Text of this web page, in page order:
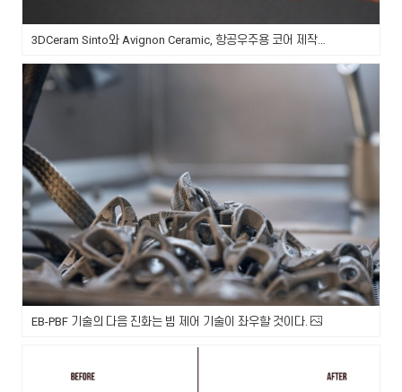
3DCeram Sinto와 Avignon Ceramic, 항공우주용 코어 제작을 위한 세라믹 3D 프린팅 분야에서 협력
EB-PBF 기술의 다음 진화는 빔 제어 기술이 좌우할 것이다.